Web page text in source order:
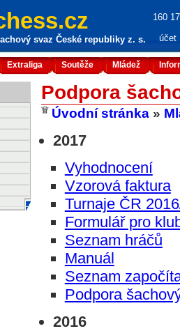
svaz České republiky z. s.
160
účet
Extraliga Soutěže Mládež
Podpora
Úvodní stránka »
2017
Vyhodnocení
Vzorová faktura
Turnaje ČR
Formulář pro
Seznam hráčů
Manuál
Seznam
Podpora
2016